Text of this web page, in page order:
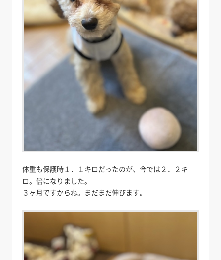
体重も保護時１．１キロだったのが、今では２．２キ
ロ。倍になりました。
３ヶ月ですからね。まだまだ伸びます。